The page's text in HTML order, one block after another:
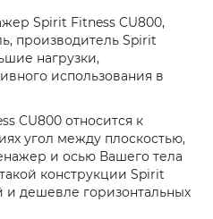
Spirit Fitness CU800,
производитель Spirit
нагрузки,
использования в
CU800 относится к
угол между плоскостью,
и осью Вашего тела
конструкции Spirit
и дешевле горизонтальных